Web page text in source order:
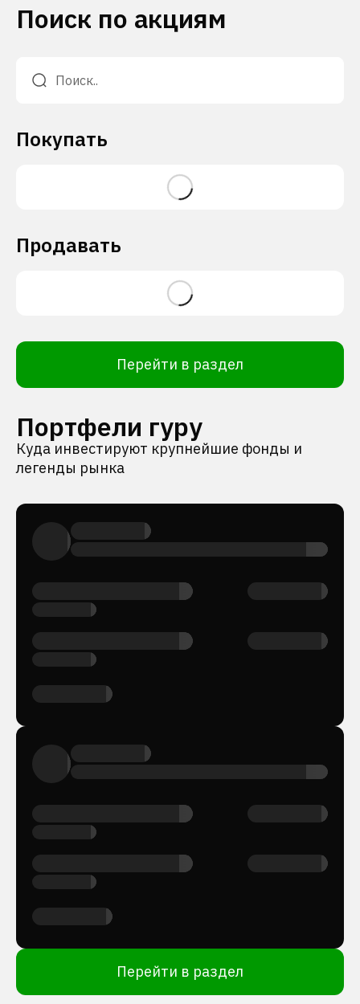
Поиск по акциям
Покупать
Продавать
Перейти в раздел
Портфели гуру
Куда инвестируют крупнейшие фонды и
легенды рынка
Перейти в раздел